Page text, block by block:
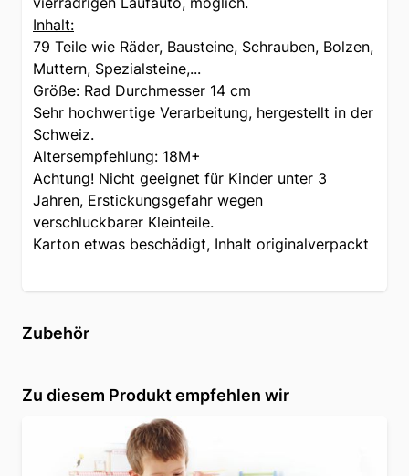
Inhalt:
79 Teile wie Räder, Bausteine, Schrauben, Bolzen,
Muttern, Spezialsteine,...
Größe: Rad Durchmesser 14 cm
Sehr hochwertige Verarbeitung, hergestellt in der
Schweiz.
Altersempfehlung: 18M+
Achtung! Nicht geeignet für Kinder unter 3
Jahren, Erstickungsgefahr wegen
verschluckbarer Kleinteile.
Karton etwas beschädigt, Inhalt originalverpackt
Zubehör
Zu diesem Produkt empfehlen wir